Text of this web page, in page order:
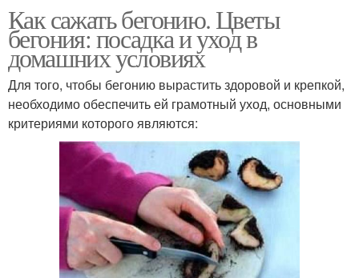
Как сажать бегонию. Цветы
бегония: посадка и уход в
домашних условиях
Для того, чтобы бегонию вырастить здоровой и крепкой,
необходимо обеспечить ей грамотный уход, основными
критериями которого являются: